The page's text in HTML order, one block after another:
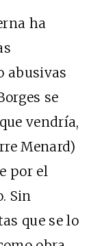
ha
abusivas
se
vendría,
Menard)
por el
Sin
que se lo